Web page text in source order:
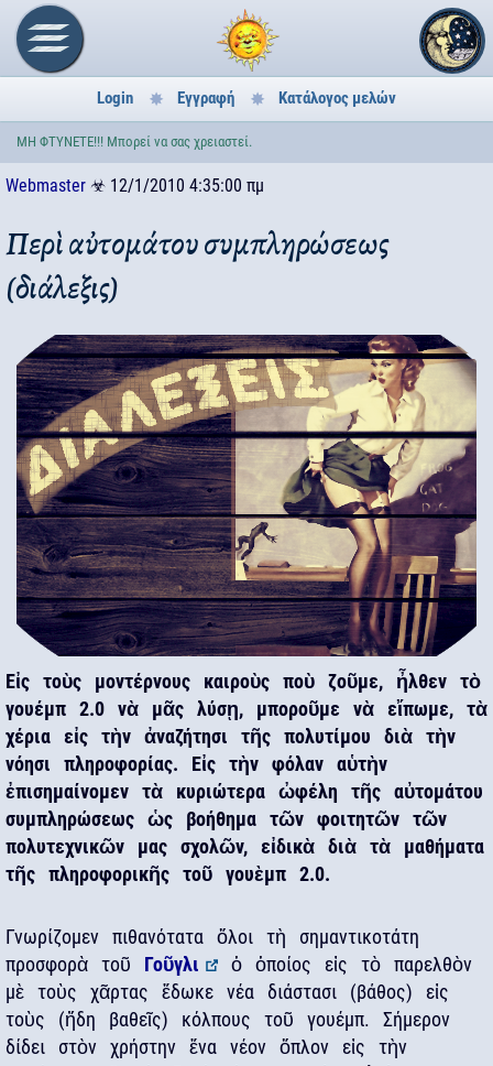
Login Εγγραφή Κατάλογος μελών
ΜΗ ΦΤΥΝΕΤΕ!!! Μπορεί να σας χρειαστεί.
Webmaster ☣ 12/1/2010 4:35:00 πμ
Περὶ αὐτομάτου συμπληρώσεως
(διάλεξις)
Εἰς τοὺς μοντέρνους καιροὺς ποὺ ζοῦμε, ἦλθεν τὸ
γουέμπ 2.0 νὰ μᾶς λύσῃ, μποροῦμε νὰ εἴπωμε, τὰ
χέρια εἰς τὴν ἀναζήτησι τῆς πολυτίμου διὰ τὴν
νόησι πληροφορίας. Εἰς τὴν φόλαν αὑτὴν
ἐπισημαίνομεν τὰ κυριώτερα ὠφέλη τῆς αὐτομάτου
συμπληρώσεως ὡς βοήθημα τῶν φοιτητῶν τῶν
πολυτεχνικῶν μας σχολῶν, εἰδικὰ διὰ τὰ μαθήματα
τῆς πληροφορικῆς τοῦ γουὲμπ 2.0.
Γνωρίζομεν πιθανότατα ὅλοι τὴ σημαντικοτάτη
προσφορὰ τοῦ Γοῦγλι
ὁ ὁποίος εἰς τὸ παρελθὸν
μὲ τοὺς χᾶρτας ἔδωκε νέα διάστασι (βάθος) εἰς
τοὺς (ἤδη βαθεῖς) κόλπους τοῦ γουέμπ. Σήμερον
δίδει στὸν χρήστην ἕνα νέον ὄπλον εἰς τὴν